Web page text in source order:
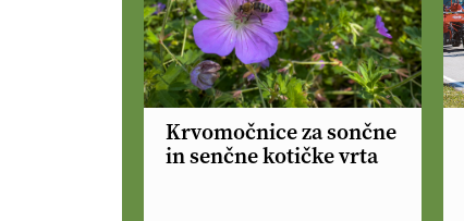
Krvomočnice za sončne
in senčne kotičke vrta